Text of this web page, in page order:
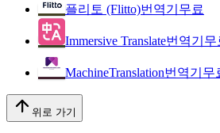
플리토 (Flitto)번역기 무료
Immersive Translate번역기 무
MachineTranslation번역기 무
위로 가기